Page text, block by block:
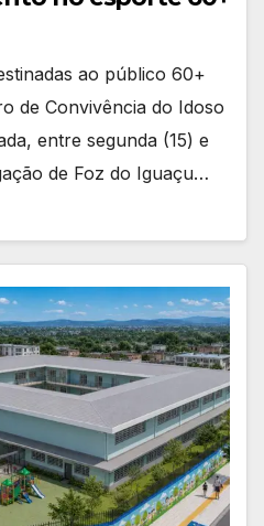
ao público 60+
de Convivência do Idoso
entre segunda (15) e
de Foz do Iguaçu…